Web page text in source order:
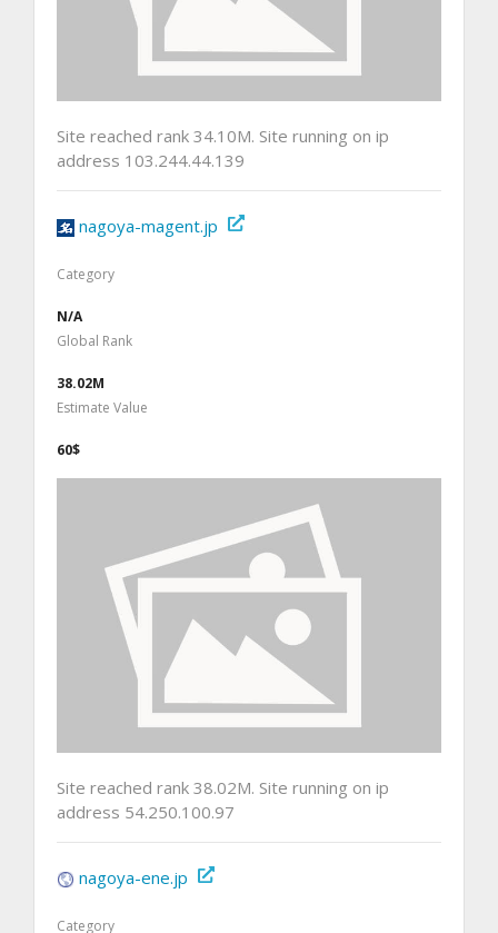
Site reached rank 34.10M. Site running on ip
address 103.244.44.139
nagoya-magent.jp
Category
N/A
Global Rank
38.02M
Estimate Value
60$
Site reached rank 38.02M. Site running on ip
address 54.250.100.97
nagoya-ene.jp
Category